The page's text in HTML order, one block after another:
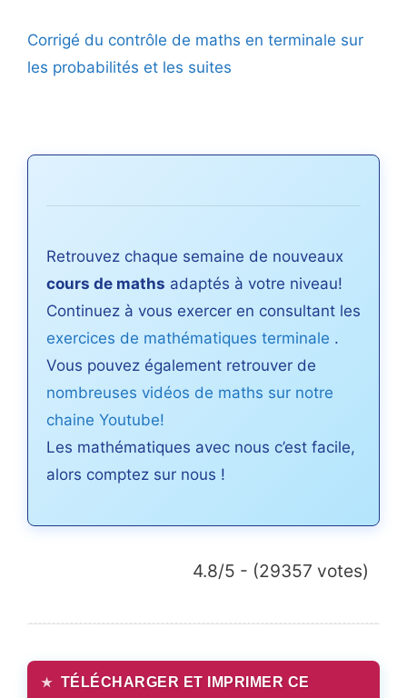
Corrigé du contrôle de maths en terminale sur
les probabilités et les suites
Retrouvez chaque semaine de nouveaux
cours de maths adaptés à votre niveau!
Continuez à vous exercer en consultant les
exercices de mathématiques terminale .
Vous pouvez également retrouver de
nombreuses vidéos de maths sur notre
chaine Youtube!
Les mathématiques avec nous c’est facile,
alors comptez sur nous !
4.8/5 - (29357 votes)
TÉLÉCHARGER ET IMPRIMER CE